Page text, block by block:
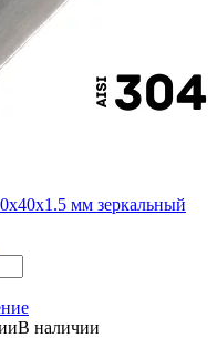
мм зеркальный
В наличии